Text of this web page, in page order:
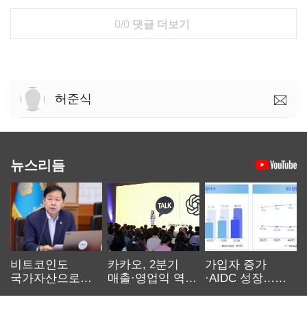
0/0 댓글 더보기
허준식
뉴스리듬
비트코인도
국가자산으로…'
카카오, 2분기
매출·영업익 역대
가입자 증가
·AIDC 성장…